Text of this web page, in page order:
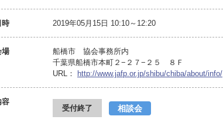
時 2019年05月15日 10:10～12:20
場
船橋市 協会事務所内
千葉県船橋市本町２−２７−２５ ８Ｆ
URL：
http://www.jafp.or.jp/shibu/chiba/about/info/
容
受付終了 相談会